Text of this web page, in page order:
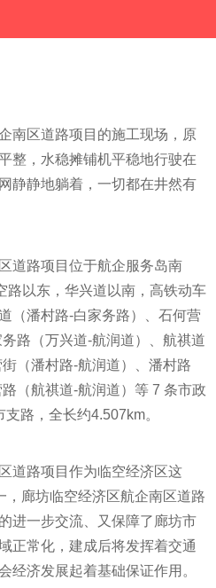
南区道路项目的施工现场，原
整，水稳摊铺机平稳地行驶在
静静地躺着，一切都在井然有
道路项目位于航企服务岛南
路以东，华兴道以南，高铁动车
（潘村路-白家务路）、石何营
路（万兴道-航润道）、航祺道
（潘村路-航润道）、潘村路
（航祺道-航润道）等 7 条市政
路，全长约4.507km。
道路项目作为临空经济区这
，廊坊临空经济区航企南区道路
进一步交流、又保障了廊坊市
正常化，建成后将发挥着交通
经济发展起着基础保证作用。